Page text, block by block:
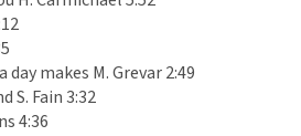
day makes M. Grevar 2:49
S. Fain 3:32
4:36